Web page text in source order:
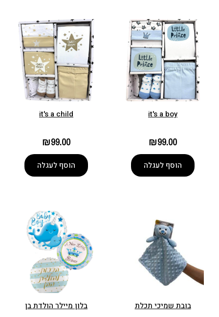
it's a boy
₪99.00
הוסף לעגלה
it's a child
₪99.00
הוסף לעגלה
בובת שמיכי תכלת בלון מיילר הולדת בן